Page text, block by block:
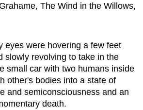
The Wind in the Willows,
eyes were hovering a few feet
slowly revolving to take in the
small car with two humans inside
other's bodies into a state of
and semiconsciousness and an
death.